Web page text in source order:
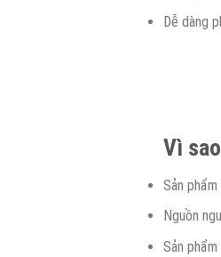
Dễ dàng
Vì
Sản phẩm
Nguồn
Sản